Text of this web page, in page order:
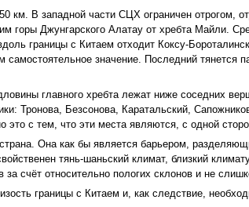
км. В западной части СЦХ ограничен
Джунгарского Алатау от хребта Майли.
границы с Китаем отходит Коксу-
значение. Последний тянется
главного хребта лежат ниже соседних
Тронова, Безсонова, Каратальский,
это с тем, что эти места являются, с одной
Она как бы является барьером,
тянь-шаньский климат, близкий
счёт относительно пологих склонов и не
границы с Китаем и, как следствие,